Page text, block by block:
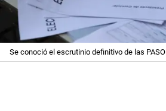
Se conoció el escrutinio definitivo de las PASO